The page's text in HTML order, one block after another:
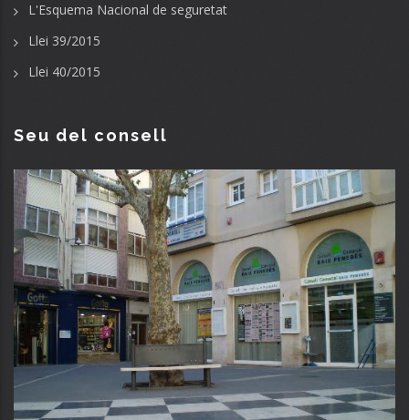
L'Esquema Nacional de seguretat
Llei 39/2015
Llei 40/2015
Seu del consell